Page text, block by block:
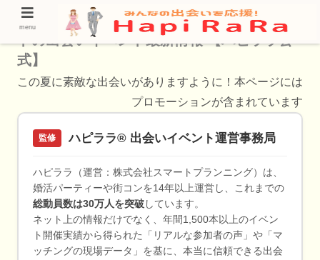
岩手県のオンライン婚活パーティー・リモー
トの出会いイベント最新情報 【ハピララ公
式】
この夏に素敵な出会いがありますように！本ページには
プロモーションが含まれています
監修 ハピララ® 出会いイベント運営事務局
ハピララ（運営：株式会社スマートプランニング）は、
婚活パーティーや街コンを14年以上運営し、これまでの
総動員数は30万人を突破 しています。
ネット上の情報だけでなく、年間1,500本以上のイベン
ト開催実績から得られた「リアルな参加者の声」や「マ
ッチングの現場データ」を基に、本当に信頼できる出会
menu